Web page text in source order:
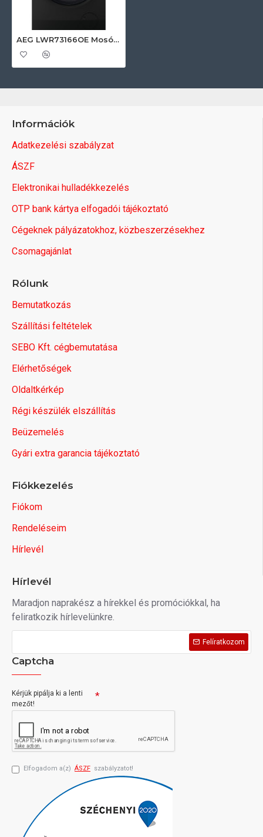
AEG LWR73166OE Mosó-szárítógép
Információk
Adatkezelési szabályzat
ÁSZF
Elektronikai hulladékkezelés
OTP bank kártya elfogadói tájékoztató
Cégeknek pályázatokhoz, közbeszerzésekhez
Csomagajánlat
Rólunk
Bemutatkozás
Szállítási feltételek
SEBO Kft. cégbemutatása
Elérhetőségek
Oldaltkérkép
Régi készülék elszállítás
Beüzemelés
Gyári extra garancia tájékoztató
Fiókkezelés
Fiókom
Rendeléseim
Hírlevél
Hírlevél
Maradjon naprakész a hírekkel és promóciókkal, ha
feliratkozik hírlevelünkre.
Felíratkozom
Captcha
Kérjük pipálja ki a lenti
mezőt!
Elfogadom a(z) ÁSZF szabályzatot!